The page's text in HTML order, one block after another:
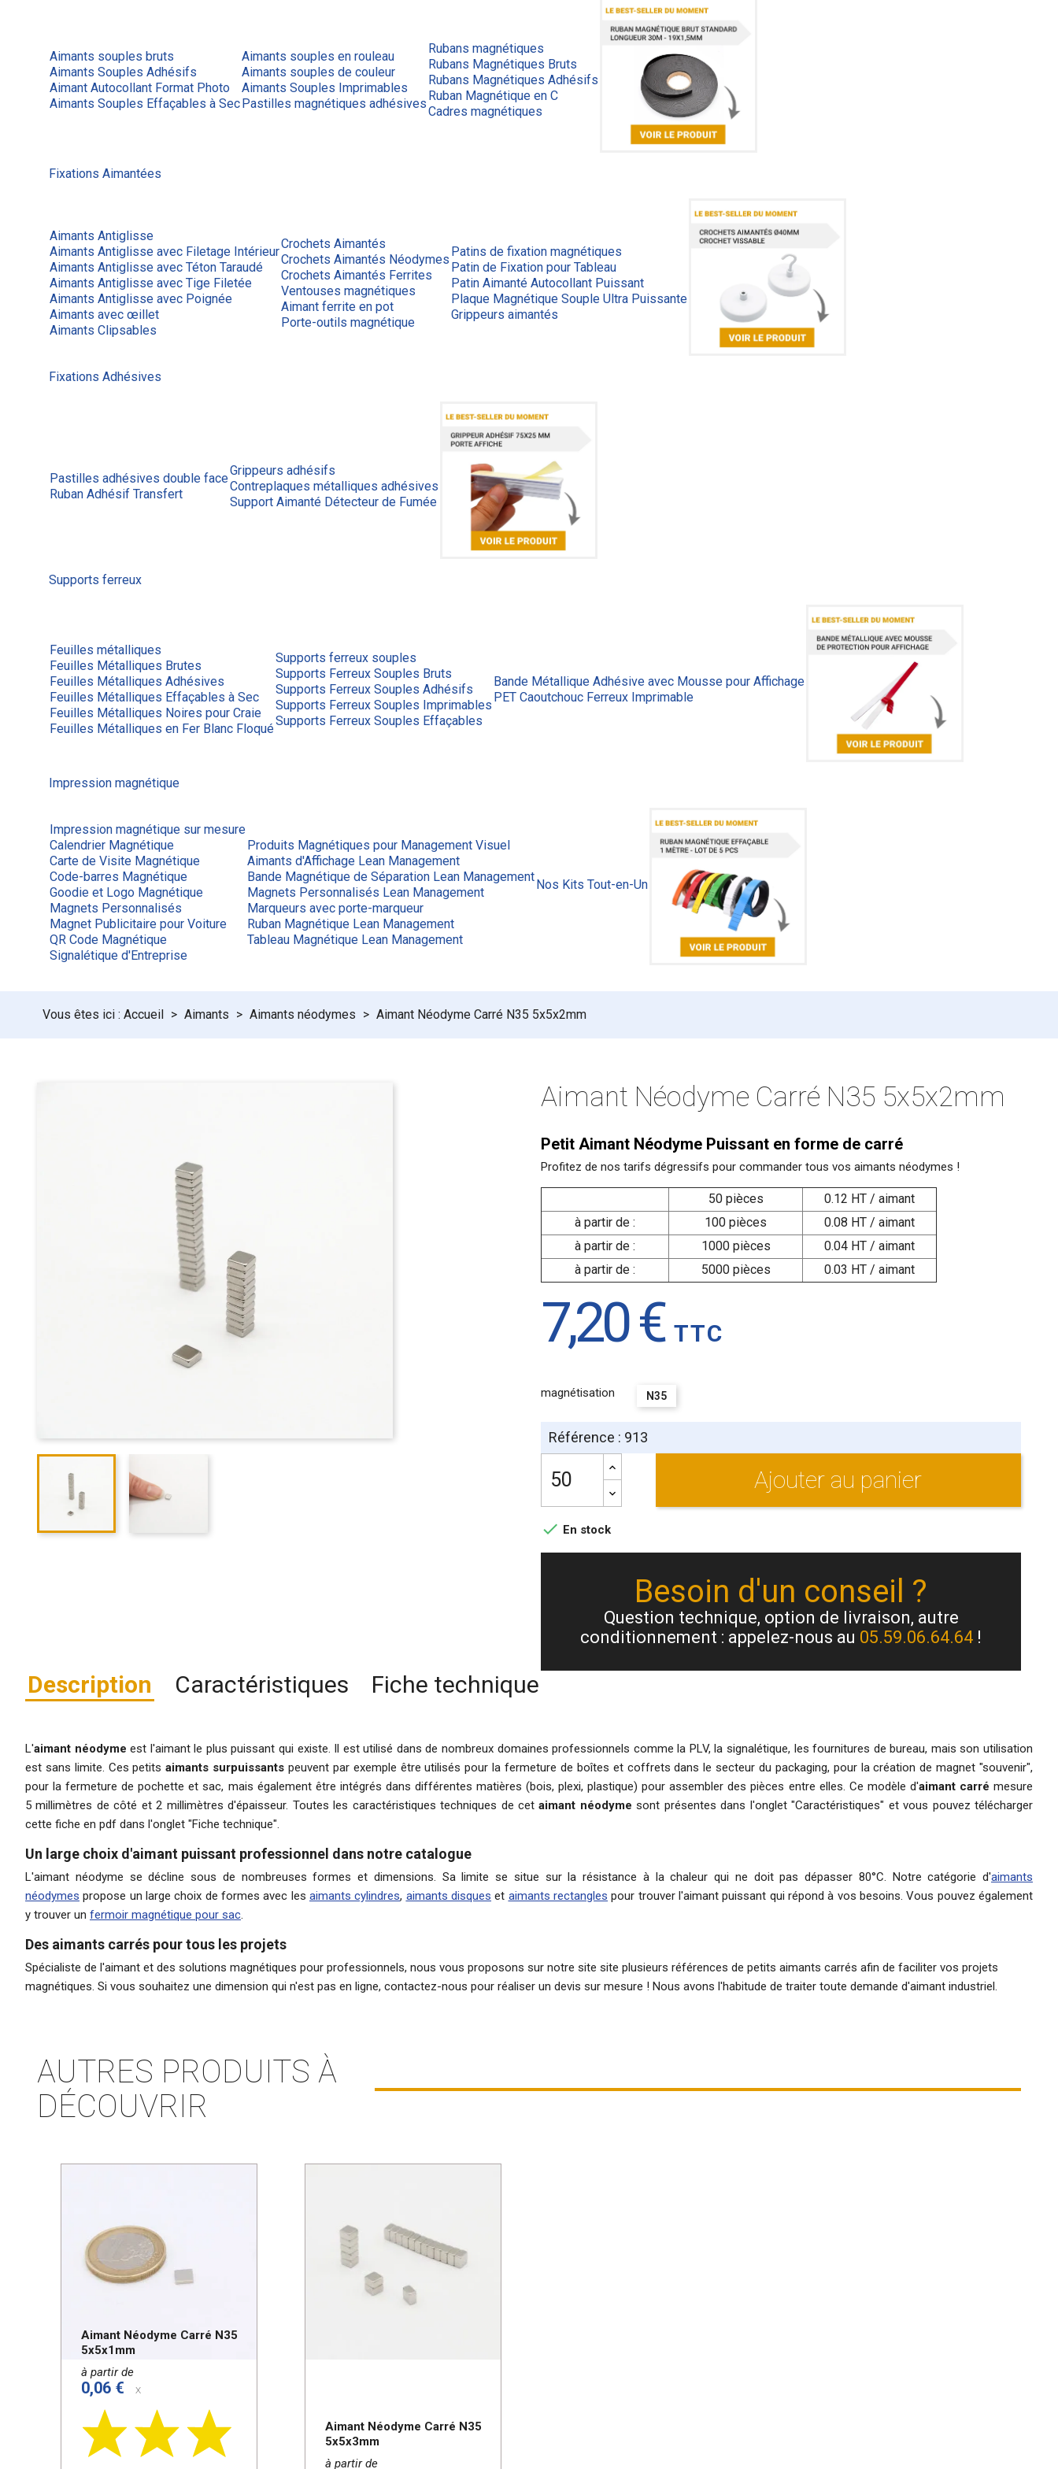
Aimants souples bruts
Aimants Souples Adhésifs
Aimant Autocollant Format Photo
Aimants Souples Effaçables à Sec
Aimants souples en rouleau
Aimants souples de couleur
Aimants Souples Imprimables
Pastilles magnétiques adhésives
Rubans magnétiques
Rubans Magnétiques Bruts
Rubans Magnétiques Adhésifs
Ruban Magnétique en C
Cadres magnétiques
Fixations Aimantées
Aimants Antiglisse
Aimants Antiglisse avec Filetage Intérieur
Aimants Antiglisse avec Téton Taraudé
Aimants Antiglisse avec Tige Filetée
Aimants Antiglisse avec Poignée
Aimants avec œillet
Aimants Clipsables
Crochets Aimantés
Crochets Aimantés Néodymes
Crochets Aimantés Ferrites
Ventouses magnétiques
Aimant ferrite en pot
Porte-outils magnétique
Patins de fixation magnétiques
Patin de Fixation pour Tableau
Patin Aimanté Autocollant Puissant
Plaque Magnétique Souple Ultra Puissante
Grippeurs aimantés
Fixations Adhésives
Pastilles adhésives double face
Ruban Adhésif Transfert
Grippeurs adhésifs
Contreplaques métalliques adhésives
Support Aimanté Détecteur de Fumée
Supports ferreux
Feuilles métalliques
Feuilles Métalliques Brutes
Feuilles Métalliques Adhésives
Feuilles Métalliques Effaçables à Sec
Feuilles Métalliques Noires pour Craie
Feuilles Métalliques en Fer Blanc Floqué
Supports ferreux souples
Supports Ferreux Souples Bruts
Supports Ferreux Souples Adhésifs
Supports Ferreux Souples Imprimables
Supports Ferreux Souples Effaçables
Bande Métallique Adhésive avec Mousse pour Affichage
PET Caoutchouc Ferreux Imprimable
Impression magnétique
Impression magnétique sur mesure
Calendrier Magnétique
Carte de Visite Magnétique
Code-barres Magnétique
Goodie et Logo Magnétique
Magnets Personnalisés
Magnet Publicitaire pour Voiture
QR Code Magnétique
Signalétique d'Entreprise
Produits Magnétiques pour Management Visuel
Aimants d'Affichage Lean Management
Bande Magnétique de Séparation Lean Management
Magnets Personnalisés Lean Management
Marqueurs avec porte-marqueur
Ruban Magnétique Lean Management
Tableau Magnétique Lean Management
Nos Kits Tout-en-Un
Accueil Aimants Aimants néodymes Aimant Néodyme Carré N35 5x5x2mm
Aimant Néodyme Carré N35 5x5x2mm
Petit Aimant Néodyme Puissant en forme de carré
Profitez de nos tarifs dégressifs pour commander tous vos aimants néodymes !
50 pièces
0.12 HT / aimant
à partir de :
100 pièces
0.08 HT / aimant
à partir de :
1000 pièces
0.04 HT / aimant
à partir de :
5000 pièces 0.03 HT / aimant
7,20 € TTC
magnétisation N35
Référence : 913
Ajouter au panier
 En stock
Besoin d'un conseil ?
Question technique, option de livraison, autre
conditionnement : appelez-nous au 05.59.06.64.64 !
Description Caractéristiques Fiche technique
L'aimant néodyme est l'aimant le plus puissant qui existe. Il est utilisé dans de nombreux domaines professionnels comme la PLV, la signalétique, les fournitures de bureau, mais son utilisation
est sans limite. Ces petitsaimants surpuissants peuvent par exemple être utilisés pour la fermeture de boîtes et coffrets dans le secteur du packaging, pour la création de magnet "souvenir",
pour la fermeture de pochette et sac, mais également être intégrés dans différentes matières (bois, plexi, plastique) pour assembler des pièces entre elles. Ce modèle d'aimant carrémesure
5 millimètres de côté et 2 millimètres d'épaisseur. Toutes les caractéristiques techniques de cetaimant néodymesont présentes dans l'onglet "Caractéristiques" et vous pouvez télécharger
cette fiche en pdf dans l'onglet "Fiche technique".
Un large choix d'aimant puissant professionnel dans notre catalogue
L'aimant néodyme se décline sous de nombreuses formes et dimensions. Sa limite se situe sur la résistance à la chaleur qui ne doit pas dépasser 80°C. Notre catégorie d'aimants
néodymes propose un large choix de formes avec les aimants cylindres, aimants disques et aimants rectangles pour trouver l'aimant puissant qui répond à vos besoins. Vous pouvez également
y trouver un fermoir magnétique pour sac.
Des aimants carrés pour tous les projets
Spécialiste de l'aimant et des solutions magnétiques pour professionnels, nous vous proposons sur notre site site plusieurs références de petits aimants carrés afin de faciliter vos projets
magnétiques. Si vous souhaitez une dimension qui n'est pas en ligne, contactez-nous pour réaliser un devis sur mesure ! Nous avons l'habitude de traiter toute demande d'aimant industriel.
AUTRES PRODUITS À
DÉCOUVRIR
Aimant Néodyme Carré N35
5x5x1mm
à partir de
0,06 € x
Aimant Néodyme Carré N35
5x5x3mm
à partir de